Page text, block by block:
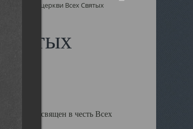
Священники церкви Всех Святых
канале, освящен в честь Всех